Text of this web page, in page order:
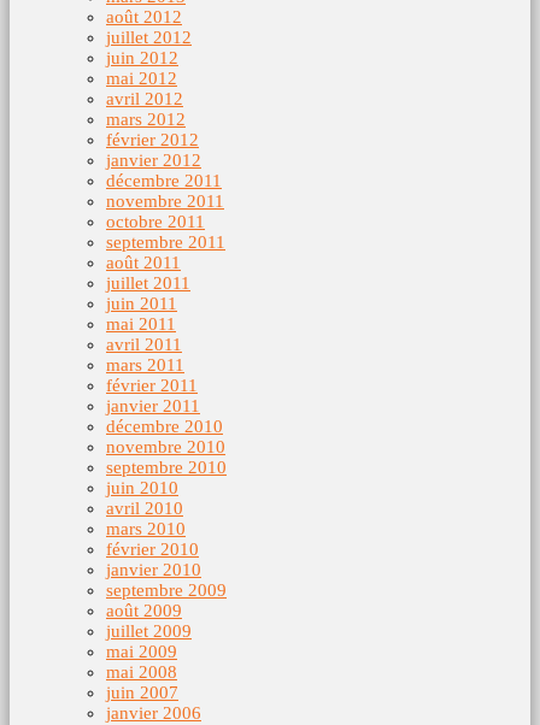
août 2012
juillet 2012
juin 2012
mai 2012
avril 2012
mars 2012
février 2012
janvier 2012
décembre 2011
novembre 2011
octobre 2011
septembre 2011
août 2011
juillet 2011
juin 2011
mai 2011
avril 2011
mars 2011
février 2011
janvier 2011
décembre 2010
novembre 2010
septembre 2010
juin 2010
avril 2010
mars 2010
février 2010
janvier 2010
septembre 2009
août 2009
juillet 2009
mai 2009
mai 2008
juin 2007
janvier 2006